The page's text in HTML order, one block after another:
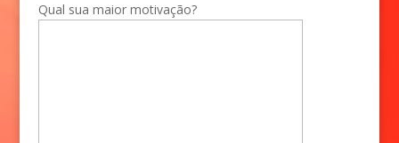
Qual sua maior motivação?